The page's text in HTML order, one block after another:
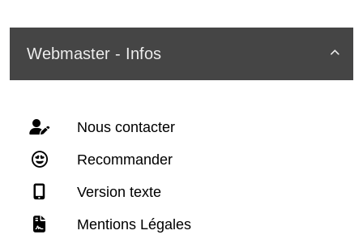

Webmaster - Infos
Nous contacter
Recommander
Version texte
Mentions Légales